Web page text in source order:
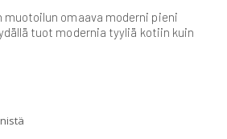
omaava moderni pieni
tuot modernia tyyliä kotiin kuin